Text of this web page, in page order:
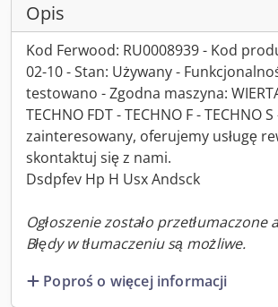
Opis
Kod Ferwood: RU0008939 - Kod
02-10 - Stan: Używany -
testowano - Zgodna maszyna:
TECHNO FDT - TECHNO F - TECHNO
zainteresowany, oferujemy usługę
skontaktuj się z nami.
Dsdpfev Hp H Usx Andsck
Ogłoszenie zostało
Błędy w tłumaczeniu są możliwe.
Poproś o więcej informacji